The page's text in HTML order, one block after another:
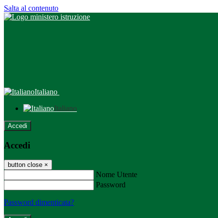
Salta al contenuto
Italiano
Italiano
Accedi
Accedi
button close ×
Nome Utente
Password
Password dimenticata?